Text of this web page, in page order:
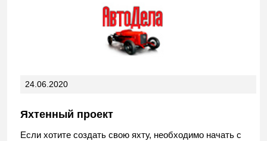
24.06.2020
Яхтенный проект
Если хотите создать свою яхту, необходимо начать с